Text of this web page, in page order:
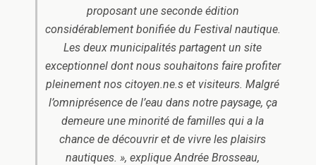
proposant une seconde édition
considérablement bonifiée du Festival nautique.
Les deux municipalités partagent un site
exceptionnel dont nous souhaitons faire profiter
pleinement nos citoyen.ne.s et visiteurs. Malgré
l’omniprésence de l’eau dans notre paysage, ça
demeure une minorité de familles qui a la
chance de découvrir et de vivre les plaisirs
nautiques. », explique Andrée Brosseau,